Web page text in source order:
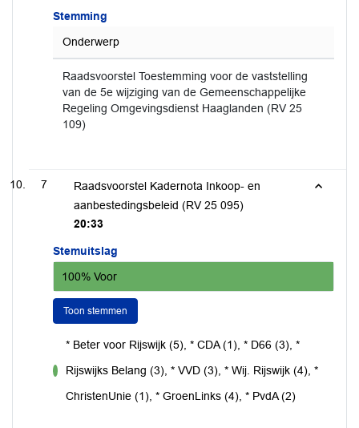
Stemming
Onderwerp
Raadsvoorstel Toestemming voor de vaststelling
van de 5e wijziging van de Gemeenschappelijke
Regeling Omgevingsdienst Haaglanden (RV 25
109)
7
Raadsvoorstel Kadernota Inkoop- en
aanbestedingsbeleid (RV 25 095)
20:33
Stemuitslag
100% Voor
Toon stemmen
* Beter voor Rijswijk (5), * CDA (1), * D66 (3), *
Rijswijks Belang (3), * VVD (3), * Wij. Rijswijk (4), *
ChristenUnie (1), * GroenLinks (4), * PvdA (2)